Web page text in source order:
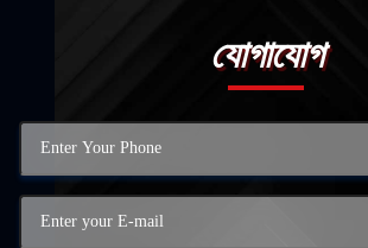
যোগাযোগ